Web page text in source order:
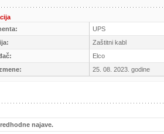
UPS
Zaštitni kabl
Elco
25. 08. 2023. godine
najave.